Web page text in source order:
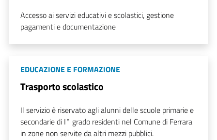
Accesso ai servizi educativi e scolastici, gestione
pagamenti e documentazione
EDUCAZIONE E FORMAZIONE
Trasporto scolastico
Il servizio è riservato agli alunni delle scuole primarie e
secondarie di I° grado residenti nel Comune di Ferrara
in zone non servite da altri mezzi pubblici.